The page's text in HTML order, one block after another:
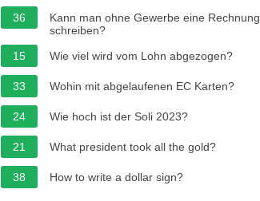
36
Kann man ohne Gewerbe eine Rechnung
schreiben?
15
Wie viel wird vom Lohn abgezogen?
33 Wohin mit abgelaufenen EC Karten?
24 Wie hoch ist der Soli 2023?
21 What president took all the gold?
38 How to write a dollar sign?